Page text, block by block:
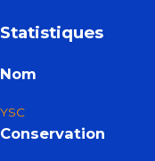
Statistiques
Nom
YSC
Conservation